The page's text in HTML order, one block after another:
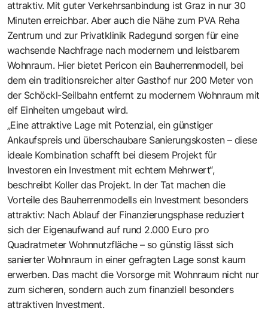
attraktiv. Mit guter Verkehrsanbindung ist Graz in nur 30
Minuten erreichbar. Aber auch die Nähe zum PVA Reha
Zentrum und zur Privatklinik Radegund sorgen für eine
wachsende Nachfrage nach modernem und leistbarem
Wohnraum. Hier bietet Pericon ein Bauherrenmodell, bei
dem ein traditionsreicher alter Gasthof nur 200 Meter von
der Schöckl-Seilbahn entfernt zu modernem Wohnraum mit
elf Einheiten umgebaut wird.
„Eine attraktive Lage mit Potenzial, ein günstiger
Ankaufspreis und überschaubare Sanierungskosten – diese
ideale Kombination schafft bei diesem Projekt für
Investoren ein Investment mit echtem Mehrwert“,
beschreibt Koller das Projekt. In der Tat machen die
Vorteile des Bauherrenmodells ein Investment besonders
attraktiv: Nach Ablauf der Finanzierungsphase reduziert
sich der Eigenaufwand auf rund 2.000 Euro pro
Quadratmeter Wohnnutzfläche – so günstig lässt sich
sanierter Wohnraum in einer gefragten Lage sonst kaum
erwerben. Das macht die Vorsorge mit Wohnraum nicht nur
zum sicheren, sondern auch zum finanziell besonders
attraktiven Investment.